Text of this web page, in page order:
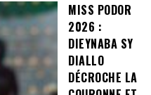
MISS PODOR
2026 :
DIEYNABA SY
DIALLO
DÉCROCHE LA